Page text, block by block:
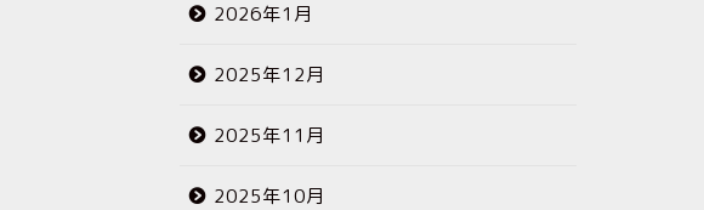
2026年1月
2025年12月
2025年11月
2025年10月